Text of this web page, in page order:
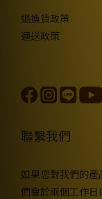
退換貨政策
運送政策
聯繫我們
如果您對我們的
們會於兩個工作日